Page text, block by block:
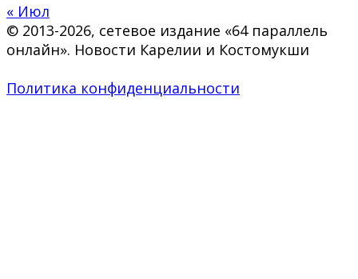
« Июл
© 2013-2026, сетевое издание «64 параллель
онлайн». Новости Карелии и Костомукши
Политика конфиденциальности